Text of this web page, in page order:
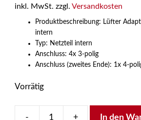
inkl. MwSt. zzgl. Versandkosten
Produktbeschreibung: Lüfter
intern
Typ: Netzteil intern
Anschluss: 4x 3-polig
Anschluss (zweites Ende): 1x 4-
Vorrätig
- + In den